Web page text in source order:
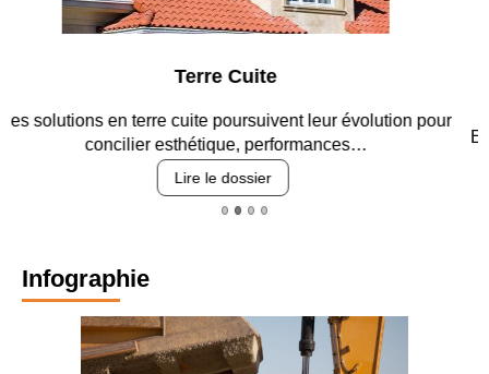
Entre circulation, sécurisation des accès, durabilité des
revêtements et intégration…
Lire le dossier
Infographie